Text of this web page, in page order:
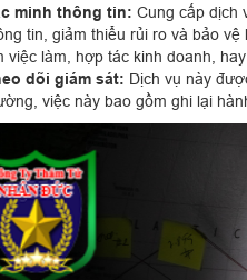
minh thông tin: Cung cấp dịch
tin, giảm thiểu rủi ro và bảo
việc làm, hợp tác kinh doanh,
dõi giám sát: Dịch vụ này
việc này bao gồm ghi lại